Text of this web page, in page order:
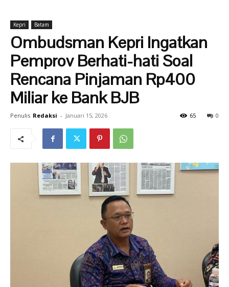
Kepri Batam
Ombudsman Kepri Ingatkan
Pemprov Berhati-hati Soal
Rencana Pinjaman Rp400
Miliar ke Bank BJB
Penulis Redaksi - Januari 15, 2026 0
65